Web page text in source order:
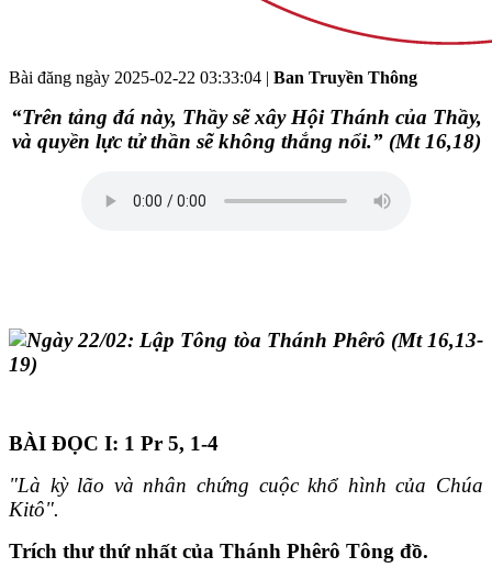
Bài đăng ngày 2025-02-22 03:33:04 | Ban Truyền Thông
“Trên tảng đá này, Thầy sẽ xây Hội Thánh của Thầy,
và quyền lực tử thần sẽ không thắng nổi.” (Mt 16,18)
BÀI ĐỌC I: 1 Pr 5, 1-4
"Là kỳ lão và nhân chứng cuộc khổ hình của Chúa
Kitô".
Trích thư thứ nhất của Thánh Phêrô Tông đồ.